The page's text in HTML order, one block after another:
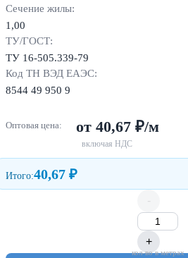
Сечение жилы:
1,00
ТУ/ГОСТ:
ТУ 16-505.339-79
Код ТН ВЭД ЕАЭС:
8544 49 950 9
Оптовая цена: от 40,67 ₽/м
включая НДС
Итого:40,67 ₽
-
+
кол-во в метрах